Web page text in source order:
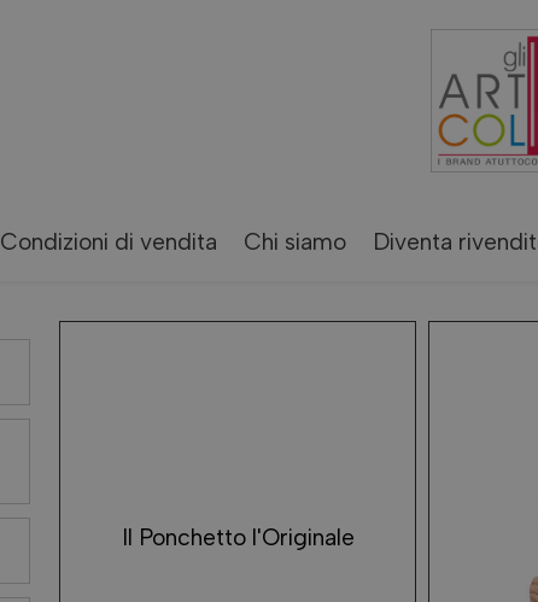
Condizioni di vendita Chi siamo Diventa
Il Ponchetto l'Originale